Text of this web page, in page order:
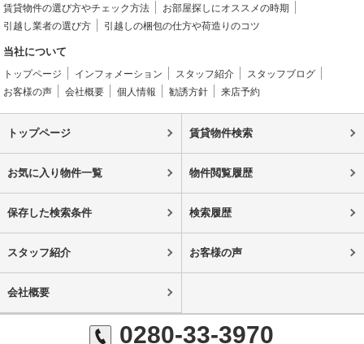
賃貸物件の選び方やチェック方法
お部屋探しにオススメの時期
引越し業者の選び方
引越しの梱包の仕方や荷造りのコツ
当社について
トップページ インフォメーション スタッフ紹介
スタッフブログ
お客様の声
会社概要 個人情報 勧誘方針 来店予約
トップページ 賃貸物件検索
お気に入り物件一覧 物件閲覧履歴
保存した検索条件 検索履歴
スタッフ紹介 お客様の声
会社概要
0280-33-3970